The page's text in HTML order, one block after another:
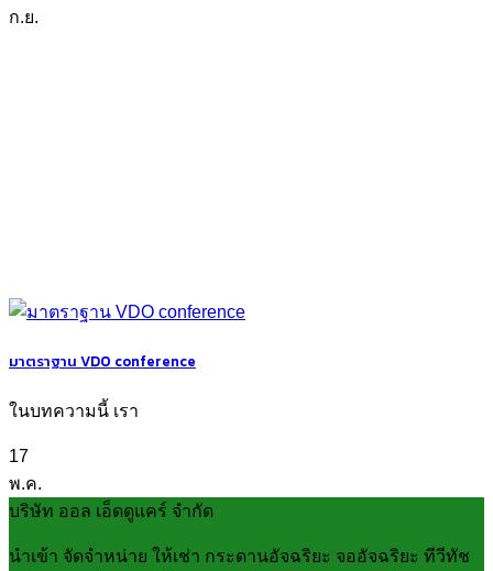
ก.ย.
มาตราฐาน VDO conference
ในบทความนี้ เรา
17
พ.ค.
บริษัท ออล เอ็ดดูแคร์ จำกัด
นำเข้า จัดจำหน่าย ให้เช่า กระดานอัจฉริยะ จออัจฉริยะ ทีวีทัช